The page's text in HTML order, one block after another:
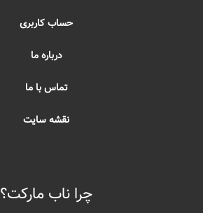
حساب کاربری
درباره ما
تماس با ما
نقشه سایت
چرا ناب مارکت؟